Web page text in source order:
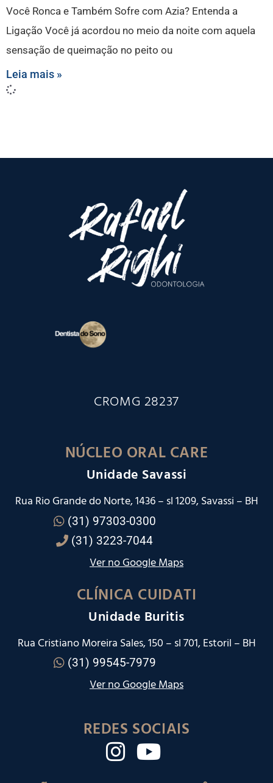
Você Ronca e Também Sofre com Azia? Entenda a
Ligação Você já acordou no meio da noite com aquela
sensação de queimação no peito ou
Leia mais »
CROMG 28237
NÚCLEO ORAL CARE
Unidade Savassi
Rua Rio Grande do Norte, 1436 – sl 1209, Savassi – BH
(31) 97303-0300
(31) 3223-7044
Ver no Google Maps
CLÍNICA CUIDATI
Unidade Buritis
Rua Cristiano Moreira Sales, 150 – sl 701, Estoril – BH
(31) 99545-7979
Ver no Google Maps
REDES SOCIAIS